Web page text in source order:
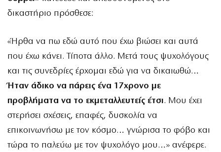
δικαστήριο πρόσθεσε:
«Ήρθα να πω εδώ αυτό που έχω βιώσει και αυτά
που έχω κάνει. Τίποτα άλλο. Μετά τους ψυχολόγους
και τις συνεδρίες έρχομαι εδώ για να δικαιωθώ…
Ήταν άδικο να πάρεις ένα 17χρονο με
προβλήματα να το εκμεταλλευτείς έτσι. Μου έχει
στερήσει σχέσεις, επαφές, δυσκολία να
επικοινωνήσω με τον κόσμο… γνώρισα το φόβο και
τώρα το παλεύω με τον ψυχολόγο μου…» ανέφερε.